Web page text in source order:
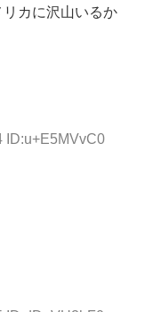
カに沢山いるか
ID:u+E5MVvC0